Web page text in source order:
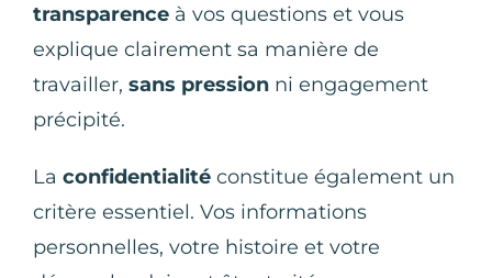
transparence à vos questions et vous
explique clairement sa manière de
travailler, sans pression ni engagement
précipité.
La confidentialité constitue également un
critère essentiel. Vos informations
personnelles, votre histoire et votre